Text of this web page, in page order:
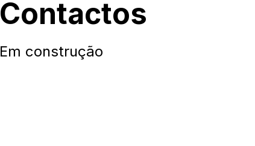
Contactos
Em construção